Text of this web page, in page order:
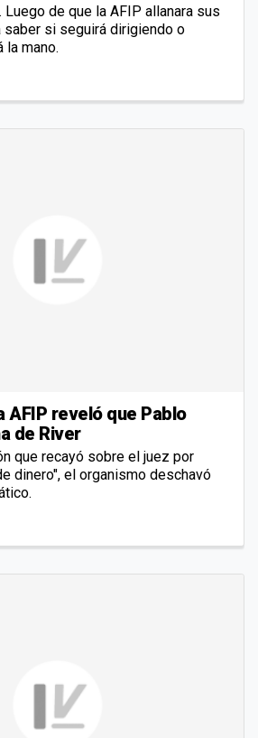
Luego de que la AFIP allanara sus
si seguirá dirigiendo o
la mano.
AFIP reveló que Pablo
de River
que recayó sobre el juez por
dinero", el organismo deschavó